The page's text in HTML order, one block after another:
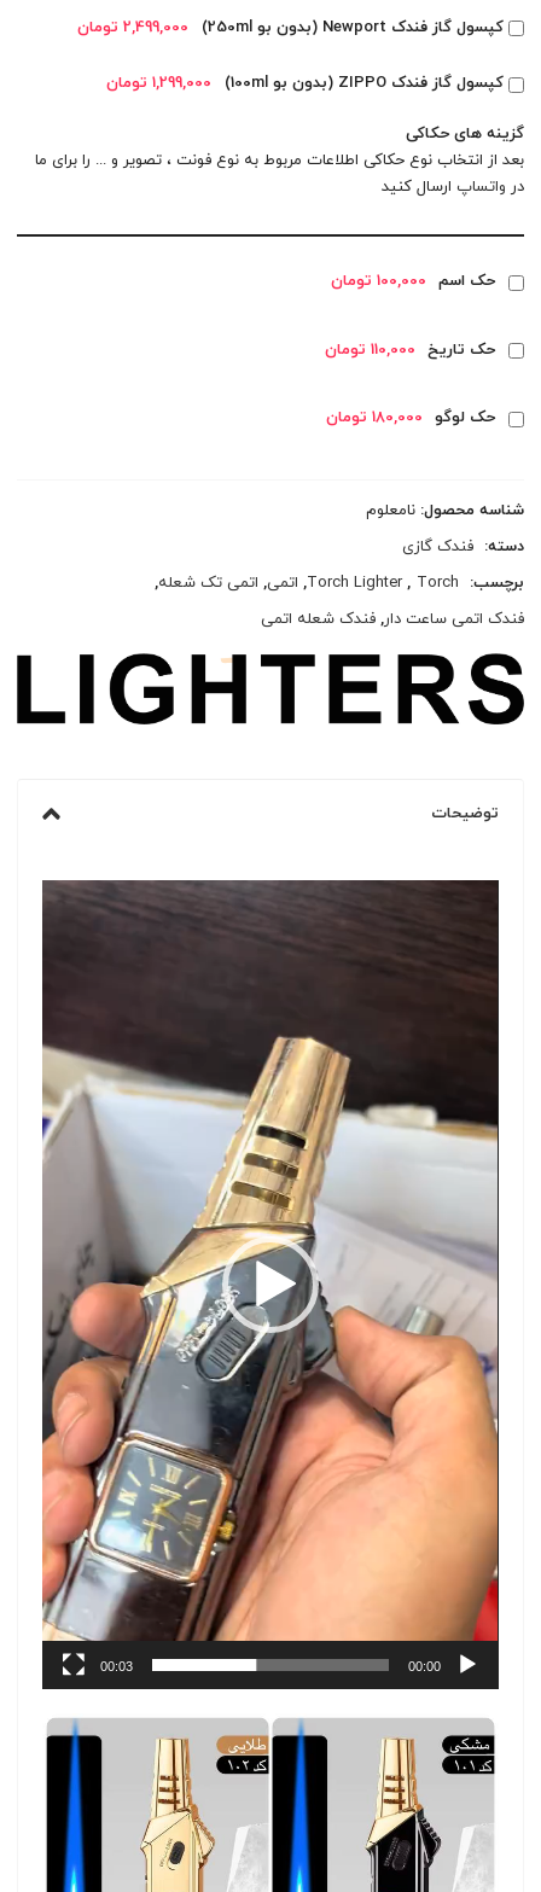
کپسول گاز فندک Newport (بدون بو 250ml) 2,499,000 تومان
کپسول گاز فندک ZIPPO (بدون بو 100ml) 1,299,000 تومان
گزینه های حکاکی
بعد از انتخاب نوع حکاکی اطلاعات مربوط به نوع فونت ، تصویر و ... را برای ما
در واتساپ ارسال کنید
حک اسم 100,000 تومان
حک تاریخ 110,000 تومان
حک لوگو 180,000 تومان
شناسه محصول:نامعلوم
دسته: فندک گازی
برچسب:
Torch
,
Torch Lighter
, اتمی, اتمی تک شعله,
فندک اتمی ساعت دار,فندک شعله اتمی
توضیحات
00:00
00:03